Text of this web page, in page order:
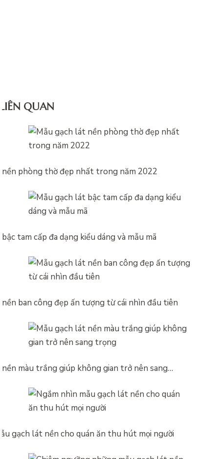
QUAN
phòng thờ đẹp nhất trong năm 2022
tam cấp đa dạng kiểu dáng và mẫu mã
ban công đẹp ấn tượng từ cái nhìn đầu tiên
màu trắng giúp không gian trở nên sang…
gạch lát nền cho quán ăn thu hút mọi người